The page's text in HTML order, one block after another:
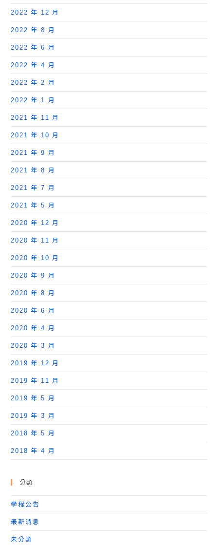
2022 年 12 月
2022 年 8 月
2022 年 6 月
2022 年 4 月
2022 年 2 月
2022 年 1 月
2021 年 11 月
2021 年 10 月
2021 年 9 月
2021 年 8 月
2021 年 7 月
2021 年 5 月
2020 年 12 月
2020 年 11 月
2020 年 10 月
2020 年 9 月
2020 年 8 月
2020 年 6 月
2020 年 4 月
2020 年 3 月
2019 年 12 月
2019 年 11 月
2019 年 5 月
2019 年 3 月
2018 年 5 月
2018 年 4 月
分類
學程公告
最新消息
未分類